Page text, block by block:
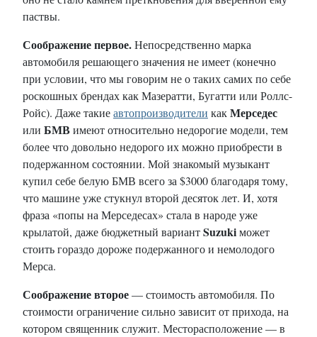
паствы.
Соображение первое.Непосредственно марка
автомобиля решающего значения не имеет (конечно
при условии, что мы говорим не о таких самих по себе
роскошных брендах как Мазератти, Бугатти или Роллс-
Ройс). Даже такиеавтопроизводители какМерседес
или БМВимеют относительно недорогие модели, тем
более что довольно недорого их можно приобрести в
подержанном состоянии. Мой знакомый музыкант
купил себе белую БМВ всего за $3000 благодаря тому,
что машине уже стукнул второй десяток лет. И, хотя
фраза «попы на Мерседесах» стала в народе уже
крылатой, даже бюджетный вариантSuzukiможет
стоить гораздо дороже подержанного и немолодого
Мерса.
Соображение второе— стоимость автомобиля. По
стоимости ограничение сильно зависит от прихода, на
котором священник служит. Месторасположение — в